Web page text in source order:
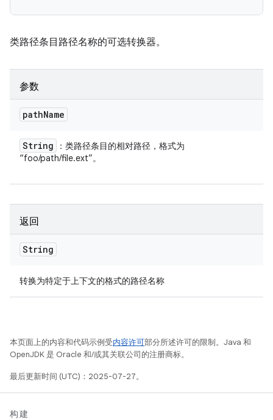
类路径条目路径名称的可选转换器。
参数
pathName
String
：类路径条目的相对路径，格式为
“foo/path/file.ext”。
返回
String
转换为特定于上下文的格式的路径名称
本页面上的内容和代码示例受内容许可部分所述许可的限制。Java 和
OpenJDK 是 Oracle 和/或其关联公司的注册商标。
最后更新时间 (UTC)：2025-07-27。
构建